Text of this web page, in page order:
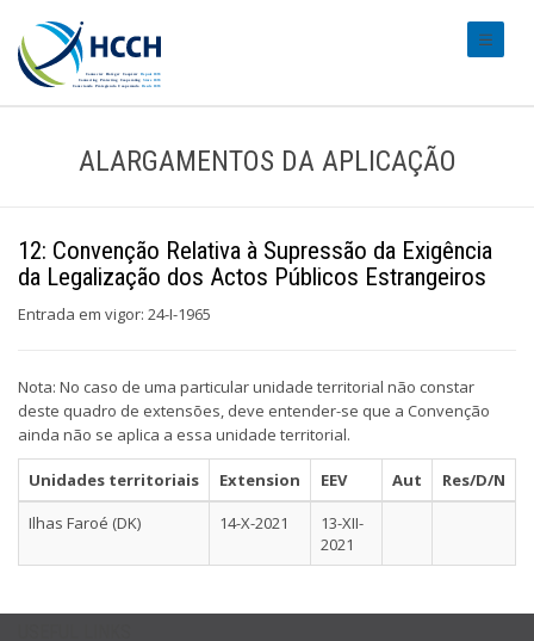
ALARGAMENTOS DA APLICAÇÃO
12: Convenção Relativa à Supressão da Exigência
da Legalização dos Actos Públicos Estrangeiros
Entrada em vigor: 24-I-1965
Nota: No caso de uma particular unidade territorial não constar
deste quadro de extensões, deve entender-se que a Convenção
ainda não se aplica a essa unidade territorial.
Unidades territoriais Extension EEV Aut
Res/D/N
Ilhas Faroé (DK)
14-X-2021
13-XII-
2021